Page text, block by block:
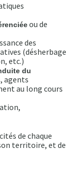
ou de
des
(désherbage
etc.)
du
agents
au long cours
de chaque
territoire, et de